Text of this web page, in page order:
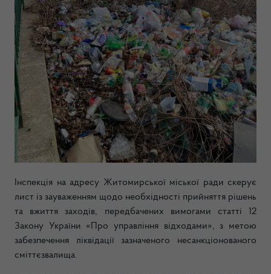
Інспекція на адресу Житомирської міської ради скерує
лист із зауваженням щодо необхідності прийняття рішень
та вжиття заходів, передбачених вимогами статті 12
Закону України «Про управління відходами», з метою
забезпечення ліквідації зазначеного несанкціонованого
сміттєзвалища.